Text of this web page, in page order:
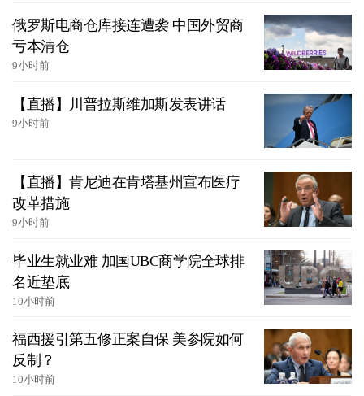
俄罗斯电商仓库接连遭袭 中国外贸商
亏本清仓
9小时前
【直播】川普拉斯维加斯发表讲话
9小时前
【直播】肯尼迪在肯塔基州宣布医疗
改革措施
9小时前
毕业生就业难 加国UBC商学院全球排
名近垫底
10小时前
福西援引第五修正案自保 美参院如何
反制？
10小时前